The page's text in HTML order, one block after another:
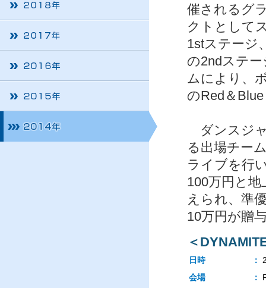
催されるグ
クトとして
1stステージ
の2ndステ
ムにより、
のRed＆
ダンスジ
る出場チー
ライブを行
100万円と
えられ、準
10万円が贈
＜
日時 ：
会場
：